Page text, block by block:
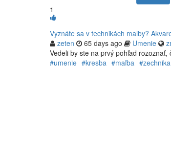
1
Vyznáte sa v technikách maľby?
zeten
65 days ago Umenie
Vedeli by ste na prvý pohľad
#umenie #kresba #maľba #zechnika